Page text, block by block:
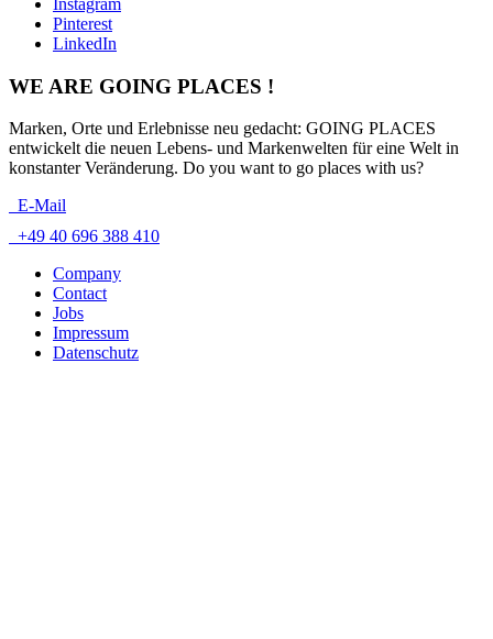
Instagram
Pinterest
LinkedIn
WE ARE GOING PLACES !
Marken, Orte und Erlebnisse neu gedacht: GOING PLACES
entwickelt die neuen Lebens- und Markenwelten für eine Welt in
konstanter Veränderung. Do you want to go places with us?
E-Mail
+49 40 696 388 410
Company
Contact
Jobs
Impressum
Datenschutz